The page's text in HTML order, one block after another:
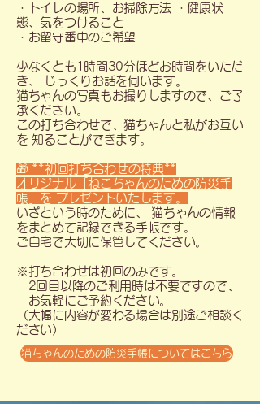
・トイレの場所、お掃除方法 ・健康状
態、気をつけること
・お留守番中のご希望
少なくとも1時間30分ほどお時間をいただ
き、 じっくりお話を伺います。
猫ちゃんの写真もお撮りしますので、ご了
承ください。
この打ち合わせで、猫ちゃんと私がお互い
を 知ることができます。
🎁 **初回打ち合わせの特典**
オリジナル「ねこちゃんのための防災手
帳」を プレゼントいたします。
いざという時のために、 猫ちゃんの情報
をまとめて記録できる手帳です。
ご自宅で大切に保管してください。
※打ち合わせは初回のみです。
2回目以降のご利用時は不要ですので、
お気軽にご予約ください。
（大幅に内容が変わる場合は別途ご相談く
ださい）
猫ちゃんのための防災手帳についてはこちら